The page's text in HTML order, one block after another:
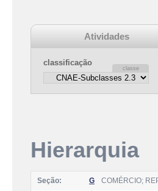
Atividades
classificação
Hierarquia
Seção: G COMÉRCIO;